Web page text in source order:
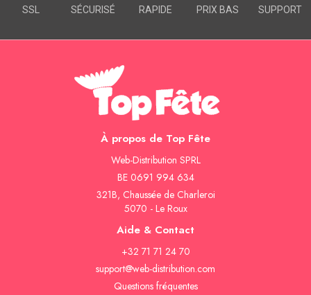
SSL SÉCURISÉ RAPIDE PRIX BAS SUPPORT
À propos de Top Fête
Web-Distribution SPRL
BE 0691 994 634
321B, Chaussée de Charleroi
5070 - Le Roux
Aide & Contact
+32 71 71 24 70
support@web-distribution.com
Questions fréquentes